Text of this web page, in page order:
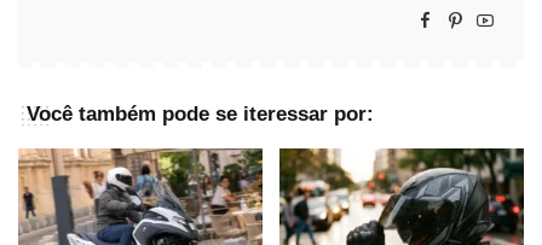
Você também pode se iteressar por: